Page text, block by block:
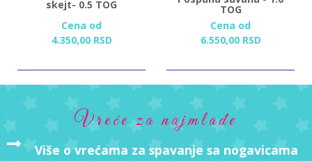
skejt- 0.5 TOG
Cena od
4.350,00 RSD
TOG
Cena od
6.550,00 RSD
Vreće za najmlađe
Više o vrećama za spavanje sa nogavicama